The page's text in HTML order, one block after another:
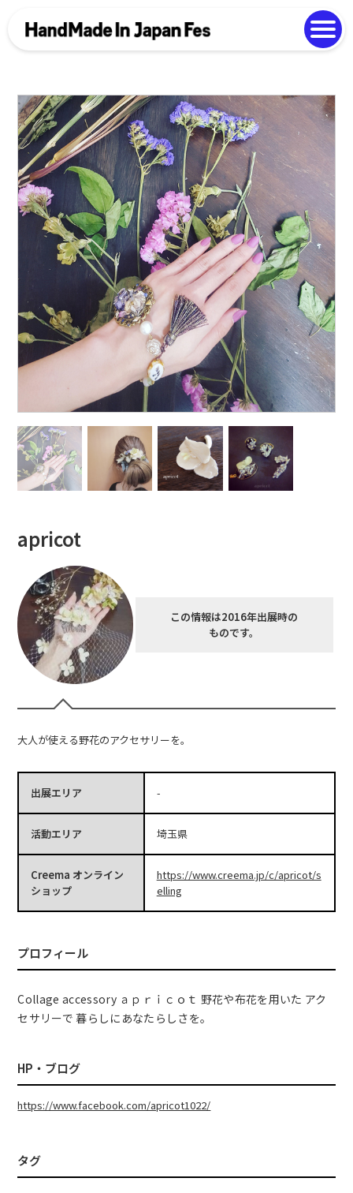
Photo Gallery
EN 中文
apricot
この情報は2016年出展時の
ものです。
大人が使える野花のアクセサリーを。
出展エリア -
活動エリア 埼玉県
Creema オンライン
ショップ
https://www.creema.jp/c/apricot/s
elling
プロフィール
Collage accessory ａｐｒｉｃｏｔ 野花や布花を用いた アク
セサリーで 暮らしにあなたらしさを。
HP・ブログ
https://www.facebook.com/apricot1022/
タグ